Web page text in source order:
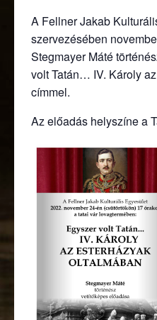
A Fellner Jakab
szervezésében
Stegmayer Máté
volt Tatán… IV. Károly
címmel.
Az előadás helyszíne a